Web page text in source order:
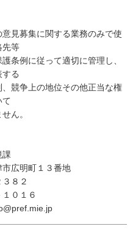
見募集に関する業務のみで使
先等
条例に従って適切に管理し、
る
競争上の地位その他正当な権
て
ん。
広明町１３番地
８２
０１６